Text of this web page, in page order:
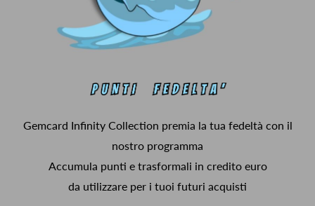
Gemcard Infinity Collection premia la tua fedeltà con il
nostro programma
Accumula punti e trasformali in credito euro
da utilizzare per i tuoi futuri acquisti